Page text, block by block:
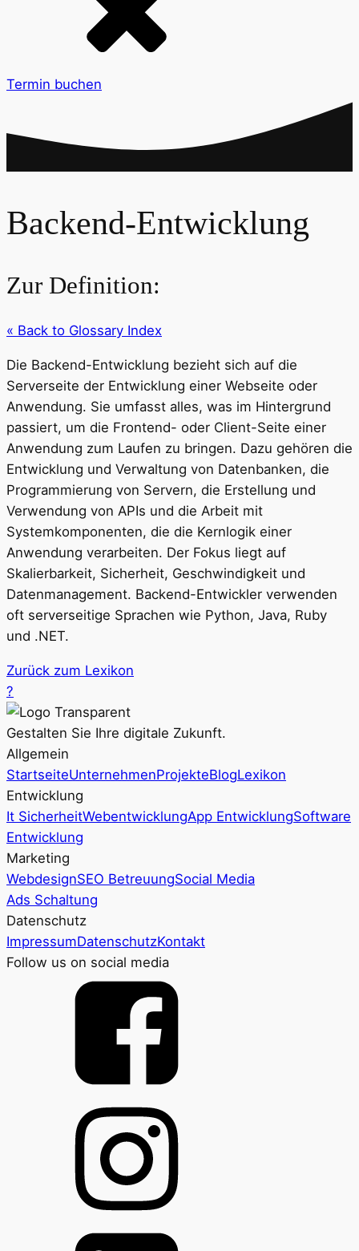
Termin buchen
Backend-Entwicklung
Zur Definition:
« Back to Glossary Index
Die Backend-Entwicklung bezieht sich auf die
Serverseite der Entwicklung einer Webseite oder
Anwendung. Sie umfasst alles, was im Hintergrund
passiert, um die Frontend- oder Client-Seite einer
Anwendung zum Laufen zu bringen. Dazu gehören die
Entwicklung und Verwaltung von Datenbanken, die
Programmierung von Servern, die Erstellung und
Verwendung von APIs und die Arbeit mit
Systemkomponenten, die die Kernlogik einer
Anwendung verarbeiten. Der Fokus liegt auf
Skalierbarkeit, Sicherheit, Geschwindigkeit und
Datenmanagement. Backend-Entwickler verwenden
oft serverseitige Sprachen wie Python, Java, Ruby
und .NET.
Zurück zum Lexikon
?
Gestalten Sie Ihre digitale Zukunft.
Allgemein
StartseiteUnternehmenProjekteBlogLexikon
Entwicklung
It SicherheitWebentwicklungApp EntwicklungSoftware
Entwicklung
Marketing
WebdesignSEO BetreuungSocial Media
Ads Schaltung
Datenschutz
ImpressumDatenschutzKontakt
Follow us on social media